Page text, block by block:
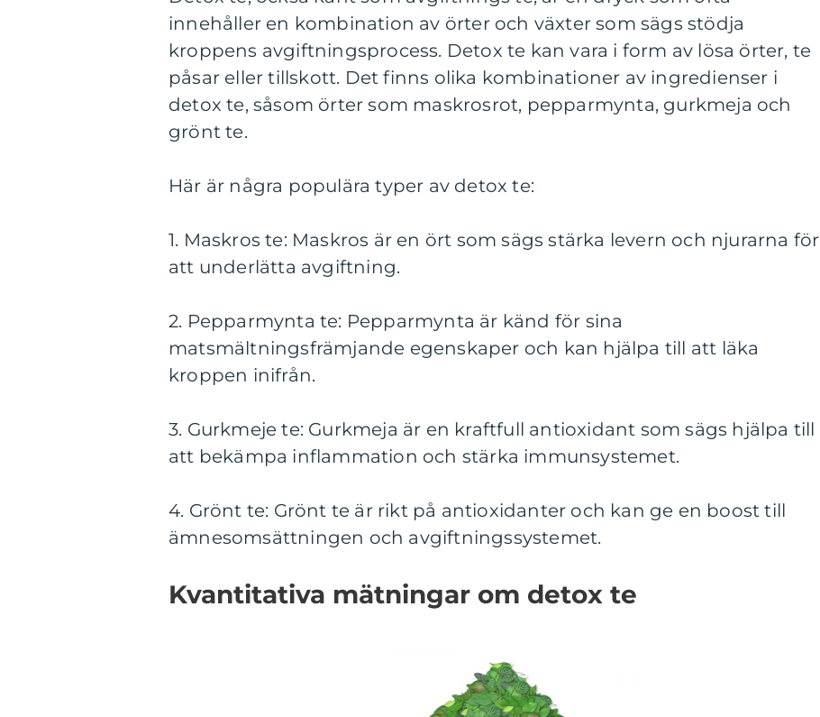
innehåller en kombination av örter och växter som sägs stödja
kroppens avgiftningsprocess. Detox te kan vara i form av lösa örter, te
påsar eller tillskott. Det finns olika kombinationer av ingredienser i
detox te, såsom örter som maskrosrot, pepparmynta, gurkmeja och
grönt te.
Här är några populära typer av detox te:
1. Maskros te: Maskros är en ört som sägs stärka levern och njurarna för
att underlätta avgiftning.
2. Pepparmynta te: Pepparmynta är känd för sina
matsmältningsfrämjande egenskaper och kan hjälpa till att läka
kroppen inifrån.
3. Gurkmeje te: Gurkmeja är en kraftfull antioxidant som sägs hjälpa till
att bekämpa inflammation och stärka immunsystemet.
4. Grönt te: Grönt te är rikt på antioxidanter och kan ge en boost till
ämnesomsättningen och avgiftningssystemet.
Kvantitativa mätningar om detox te